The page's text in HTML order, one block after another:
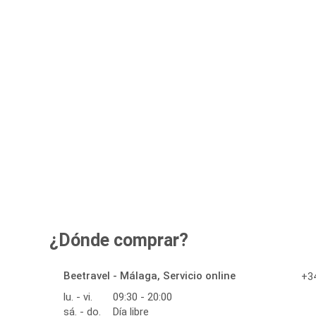
¿Dónde comprar?
Beetravel - Málaga, Servicio online
lu. - vi.
09:30 - 20:00
sá. - do.
Día libre